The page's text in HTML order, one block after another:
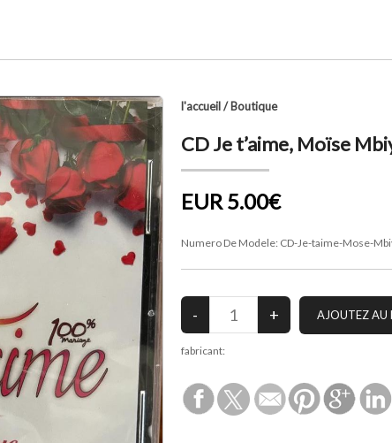
l'accueil/Boutique
CD Je t’aime, Moïse
EUR 5.00€
Numero De Modele: CD-Je-taime-Mose-
fabricant: